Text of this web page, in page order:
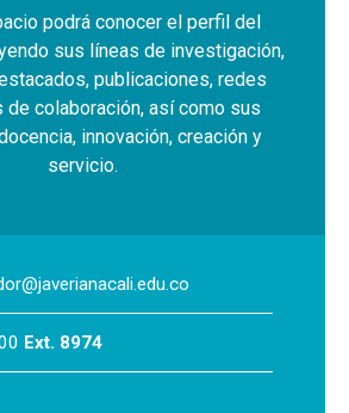
podrá conocer el perfil del
sus líneas de investigación,
publicaciones, redes
de colaboración, así como sus
innovación, creación y
servicio.
Ext. 8974